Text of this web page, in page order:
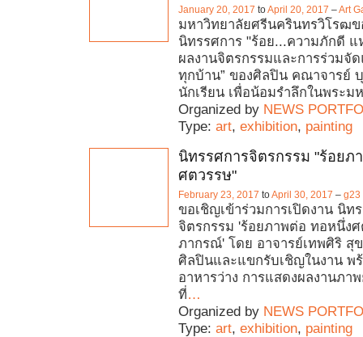
January 20, 2017 toApril 20, 2017 –Art
มหาวิทยาลัยศรีนครินทรวิโรฒ
นิทรรศการ "ร้อย...ความภักดี
ผลงานจิตรกรรมและการร่วมจั
ทุกบ้าน” ของศิลปิน คณาจารย์
นักเรียน เพื่อน้อมรำลึกในพระม
Organized by NEWS
Type: art, exhibition, painting
นิทรรศการจิตรกรรม "ร้อยภ
ศตวรรษ"
February 23, 2017 toApril 30, 2017 – g23
ขอเชิญเข้าร่วมการเปิดงาน นิท
จิตรกรรม 'ร้อยภาพต่อ ทอหนึ่ง
ภากรณ์' โดย อาจารย์เทพศิริ สุ
ศิลปินและแขกรับเชิญในงาน พ
อาหารว่าง การแสดงผลงานภา
ที่…
Organized by NEWS
Type: art, exhibition, painting